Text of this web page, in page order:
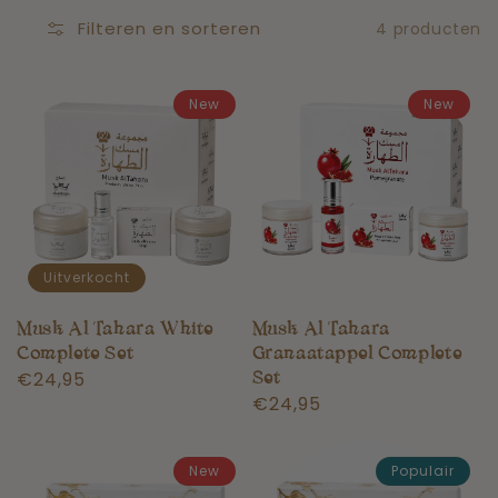
Filteren en sorteren 4 producten
Musk Al Tahara White
Complete Set
Normale
€24,95
Uitverkocht
New
Musk Al Tahara
Granaatappel Complete
Set
Normale
€24,95
New
New Populair